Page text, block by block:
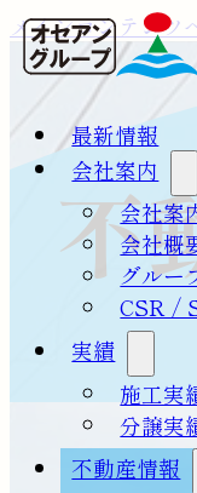
メインコンテンツ
最新情報
会社案内
会社案
会社概
グルー
CSR /
実績
施工実
分譲実
不動産情報
不